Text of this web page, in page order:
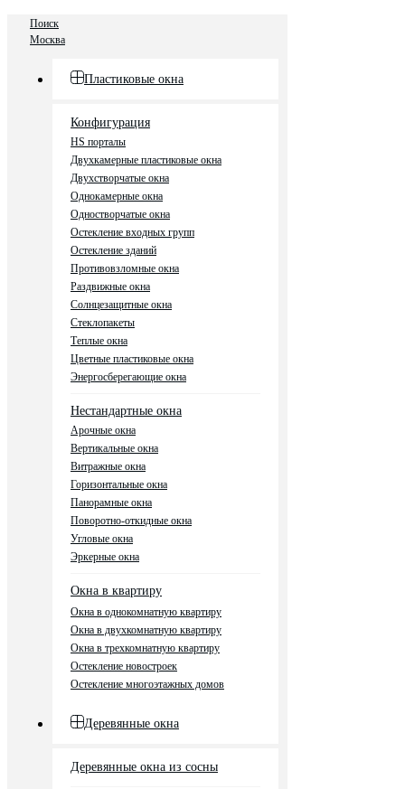
Поиск
Москва
Пластиковые окна
Конфигурация
HS порталы
Двухкамерные пластиковые окна
Двухстворчатые окна
Однокамерные окна
Одностворчатые окна
Остекление входных групп
Остекление зданий
Противовзломные окна
Раздвижные окна
Солнцезащитные окна
Стеклопакеты
Теплые окна
Цветные пластиковые окна
Энергосберегающие окна
Нестандартные окна
Арочные окна
Вертикальные окна
Витражные окна
Горизонтальные окна
Панорамные окна
Поворотно-откидные окна
Угловые окна
Эркерные окна
Окна в квартиру
Окна в однокомнатную квартиру
Окна в двухкомнатную квартиру
Окна в трехкомнатную квартиру
Остекление новостроек
Остекление многоэтажных домов
Деревянные окна
Деревянные окна из сосны